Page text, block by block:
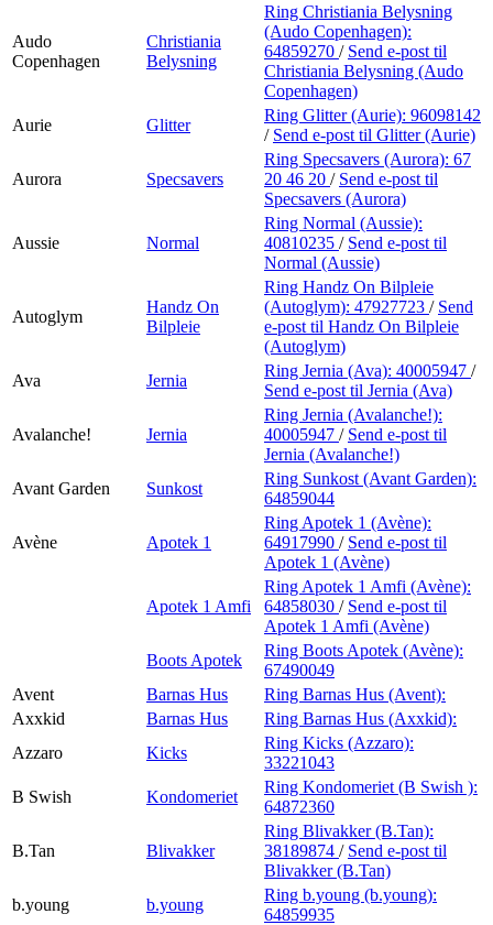
Audo
Copenhagen
Christiania
Belysning
Ring Christiania Belysning
(Audo Copenhagen):
64859270 / Send e-post til
Christiania Belysning (Audo
Copenhagen)
Aurie
Glitter
Ring Glitter (Aurie): 96098142
/ Send e-post til Glitter (Aurie)
Aurora Specsavers
Ring Specsavers (Aurora): 67
20 46 20 / Send e-post til
Specsavers (Aurora)
Aussie Normal
Ring Normal (Aussie):
40810235 / Send e-post til
Normal (Aussie)
Autoglym
Handz On
Bilpleie
Ring Handz On Bilpleie
(Autoglym): 47927723 / Send
e-post til Handz On Bilpleie
(Autoglym)
Ava
Jernia
Ring Jernia (Ava): 40005947 /
Send e-post til Jernia (Ava)
Avalanche! Jernia
Ring Jernia (Avalanche!):
40005947 / Send e-post til
Jernia (Avalanche!)
Avant Garden
Sunkost
Ring Sunkost (Avant Garden):
64859044
Avène Apotek 1
Ring Apotek 1 (Avène):
64917990 / Send e-post til
Apotek 1 (Avène)
Apotek 1 Amfi
Ring Apotek 1 Amfi (Avène):
64858030 / Send e-post til
Apotek 1 Amfi (Avène)
Boots Apotek
Ring Boots Apotek (Avène):
67490049
Avent
Barnas Hus
Ring Barnas Hus (Avent):
Axxkid
Barnas Hus
Ring Barnas Hus (Axxkid):
Azzaro
Kicks
Ring Kicks (Azzaro):
33221043
B Swish
Kondomeriet
Ring Kondomeriet (B Swish ):
64872360
B.Tan Blivakker
Ring Blivakker (B.Tan):
38189874 / Send e-post til
Blivakker (B.Tan)
b.young
b.young
Ring b.young (b.young):
64859935